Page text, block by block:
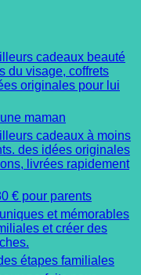
maman
€ pour parents
étapes familiales